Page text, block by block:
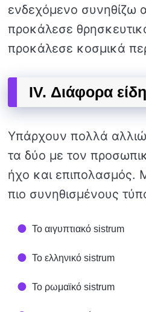
ενδεχόμενο συνηθίζω
προκάλεσε
προκάλεσε κοσμικά
IV. Διάφορα
Υπάρχουν πολλά
τα δύο με τον
ήχο και επιπολασμός.
πιο συνηθισμένους
Το αιγυπτιακό sistrum
Το ελληνικό sistrum
Το ρωμαϊκό sistrum